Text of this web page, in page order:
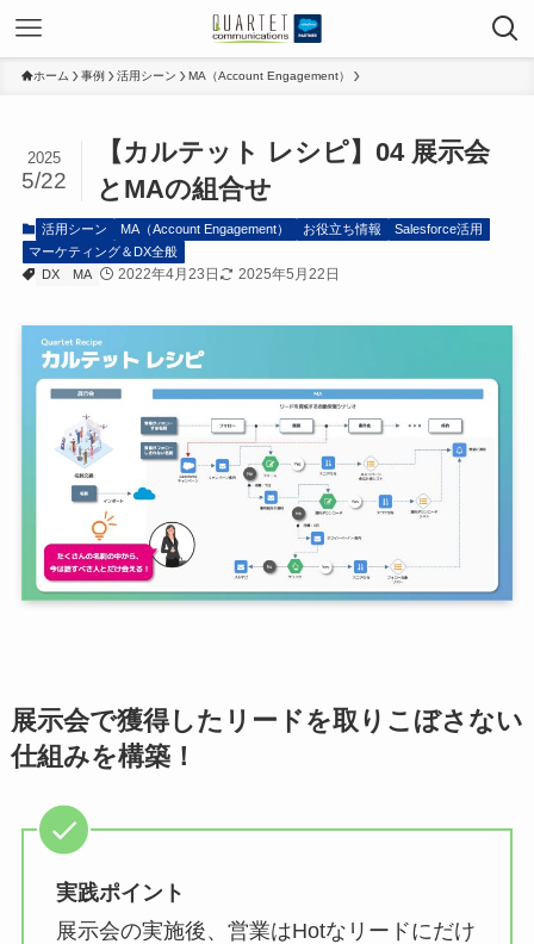
ホーム 事例 活用シーン MA（Account Engagement）
【カルテット レシピ】04 展示会
とMAの組合せ
2025
5/22
活用シーン MA（Account Engagement） お役立ち情報
Salesforce活用
マーケティング＆DX全般
DX
MA 2022年4月23日 2025年5月22日
展示会で獲得したリードを取りこぼさない
仕組みを構築！
実践ポイント
展示会の実施後、営業はHotなリードにだけ